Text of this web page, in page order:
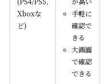
Xboxな
ど)
手軽に
確認で
きる
大画面
で確認
できる